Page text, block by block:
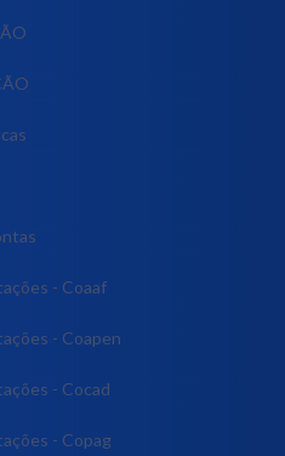
- Coaaf
- Coapen
- Cocad
- Copag